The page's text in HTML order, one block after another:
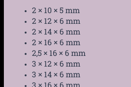
2 × 10 × 5 mm
2 × 12 × 6 mm
2 × 14 × 6 mm
2 × 16 × 6 mm
2,5 × 16 × 6 mm
3 × 12 × 6 mm
3 × 14 × 6 mm
3 × 16 × 6 mm